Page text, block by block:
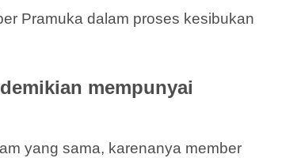
Pramuka dalam proses kesibukan
mempunyai
yang sama, karenanya member